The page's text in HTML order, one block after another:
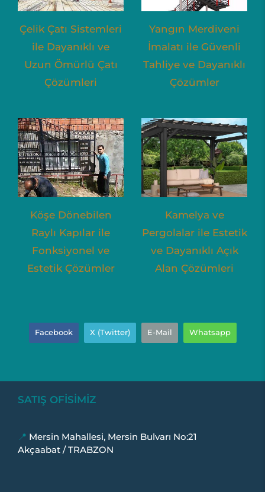
Çelik Çatı Sistemleri
ile Dayanıklı ve
Uzun Ömürlü Çatı
Çözümleri
Yangın Merdiveni
İmalatı ile Güvenli
Tahliye ve Dayanıklı
Çözümler
Köşe Dönebilen
Raylı Kapılar ile
Fonksiyonel ve
Estetik Çözümler
Kamelya ve
Pergolalar ile Estetik
ve Dayanıklı Açık
Alan Çözümleri
Facebook X (Twitter) E-Mail Whatsapp
SATIŞ OFİSİMİZ
📍 Mersin Mahallesi, Mersin Bulvarı No:21
Akçaabat / TRABZON